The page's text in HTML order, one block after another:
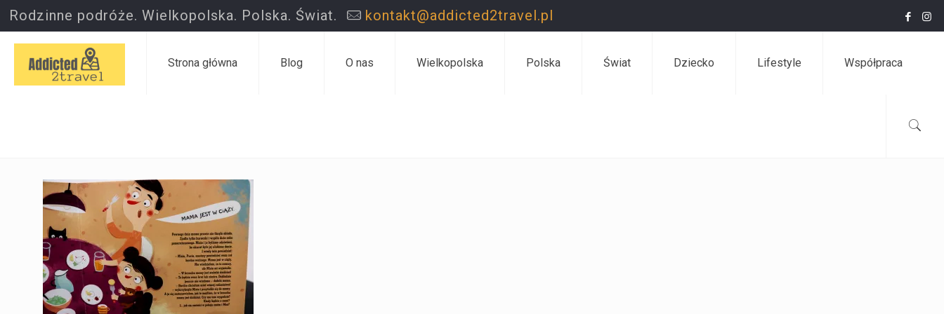
Rodzinne podróże. Wielkopolska. Polska. Świat. kontakt@addicted2travel.pl
Strona główna Blog O nas Wielkopolska Polska Świat Dziecko Lifestyle Współpraca